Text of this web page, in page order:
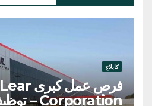
كابلاج
فرص عمل كبرى Lear